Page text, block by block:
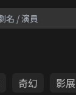
奇幻 影展